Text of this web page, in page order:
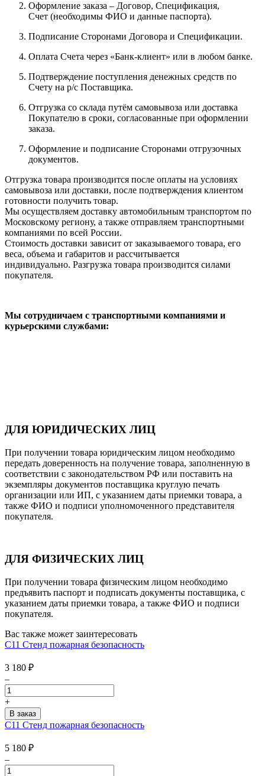
Оформление заказа – Договор, Спецификация,
Счет (необходимы ФИО и данные паспорта).
Подписание Сторонами Договора и Спецификации.
Оплата Счета через «Банк-клиент» или в любом банке.
Подтверждение поступления денежных средств по
Счету на р/с Поставщика.
Отгрузка со склада путём самовывоза или доставка
Покупателю в сроки, согласованные при оформлении
заказа.
Оформление и подписание Сторонами отгрузочных
документов.
Отгрузка товара производится после оплаты на условиях
самовывоза или доставки, после подтверждения клиентом
готовности получить товар.
Мы осуществляем доставку автомобильным транспортом по
Московскому региону, а также отправляем транспортными
компаниями по всей России.
Стоимость доставки зависит от заказываемого товара, его
веса, объема и габаритов и рассчитывается
индивидуально. Разгрузка товара производится силами
покупателя.
Мы сотрудничаем с транспортными компаниями и
курьерскими службами:
ДЛЯ ЮРИДИЧЕСКИХ ЛИЦ
При получении товара юридическим лицом необходимо
передать доверенность на получение товара, заполненную в
соответствии с законодательством РФ или поставить на
экземпляры документов поставщика круглую печать
организации или ИП, с указанием даты приемки товара, а
также ФИО и подписи уполномоченного представителя
покупателя.
ДЛЯ ФИЗИЧЕСКИХ ЛИЦ
При получении товара физическим лицом необходимо
предъявить паспорт и подписать документы поставщика, с
указанием даты приемки товара, а также ФИО и подписи
покупателя.
Вас также может заинтересовать
С11 Стенд пожарная безопасность
3 180 ₽
–
+
С11 Стенд пожарная безопасность
5 180 ₽
–